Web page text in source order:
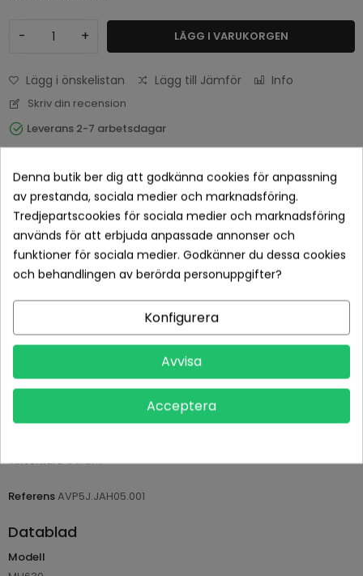
- + LÄGG I VARUKORGEN
Lägg i önskelistan Lägg till Jämför Info
Skriv din recension
Leverans 2-7 arbetsdagar
Betala tryggt med Klarna checkout
Leveranstid normalt 1-2 dagar med spårbar frakt
Returvillkor 14 dagars öppet köp (se köpvillkor)
PRODUKTDETALJER
TillverkareOsram
ReferensAVP5J.JAH05.001
Datablad
Modell
Denna butik ber dig att godkänna cookies för anpassning
av prestanda, sociala medier och marknadsföring.
Tredjepartscookies för sociala medier och marknadsföring
används för att erbjuda anpassade annonser och
funktioner för sociala medier. Godkänner du dessa cookies
och behandlingen av berörda personuppgifter?
Konfigurera
Avvisa
Acceptera